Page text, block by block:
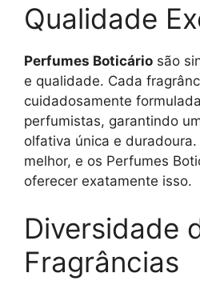
Qualidade
Perfumes Boticário são
e qualidade. Cada
cuidadosamente
perfumistas, garantindo
olfativa única e
melhor, e os Perfumes
oferecer exatamente isso.
Diversidade
Fragrâncias